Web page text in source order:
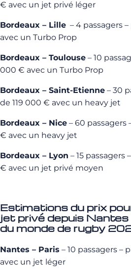
€ avec un jet privé léger
Bordeaux – Lille – 4 passagers
avec un Turbo Prop
Bordeaux – Toulouse – 10
000 € avec un Turbo Prop
Bordeaux – Saint-Etienne – 30
de 119 000 € avec un heavy jet
Bordeaux – Nice – 60 passagers
€ avec un heavy jet
Bordeaux – Lyon – 15 passagers
€ avec un jet privé moyen
Estimations du prix
jet privé depuis Nantes
du monde de rugby
Nantes – Paris – 10 passagers –
avec un jet léger